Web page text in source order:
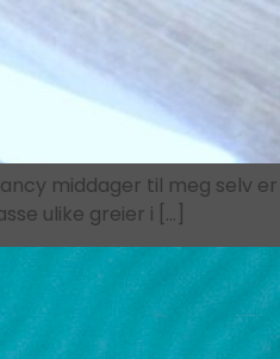
middager til meg selv er
ulike greier i […]